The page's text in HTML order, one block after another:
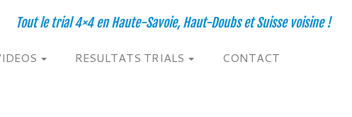
Tout le trial 4×4 en Haute-Savoie, Haut-Doubs et Suisse voisine !
RESULTATS TRIALS
CONTACT